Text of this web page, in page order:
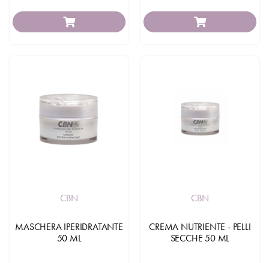
CBN
MASCHERA IPERIDRATANTE
50 ML
CBN
CREMA NUTRIENTE - PELLI
SECCHE 50 ML